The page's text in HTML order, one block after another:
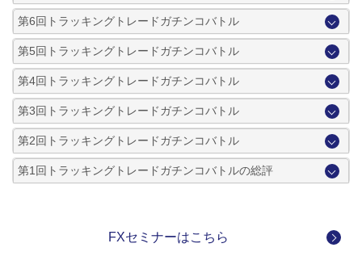
第6回トラッキングトレードガチンコバトル
第5回トラッキングトレードガチンコバトル
第4回トラッキングトレードガチンコバトル
第3回トラッキングトレードガチンコバトル
第2回トラッキングトレードガチンコバトル
第1回トラッキングトレードガチンコバトルの総評
FXセミナーはこちら